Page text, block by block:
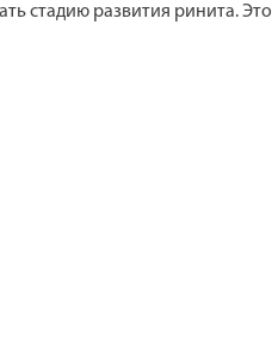
стадию развития ринита. Это